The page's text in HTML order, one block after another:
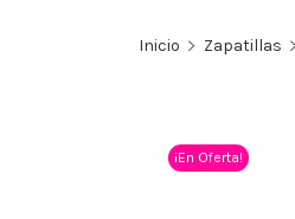
Inicio Zapatillas
¡En Oferta!